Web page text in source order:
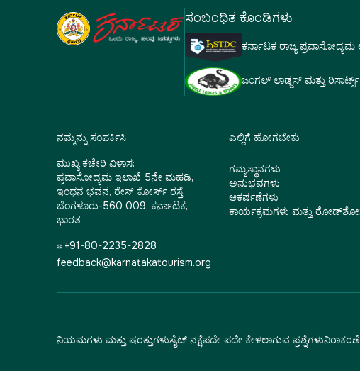
ಸಂಬಂಧಿತ ಕೊಂಡಿಗಳು
ಕರ್ನಾಟಕ ರಾಜ್ಯ
ಜಂಗಲ್ ಲಾಡ್ಜಸ್ ಮತ್ತು ರಿಸಾರ್ಟ್ಸ್
ನಮ್ಮನ್ನು ಸಂಪರ್ಕಿಸಿ
ಮುಖ್ಯ ಕಚೇರಿ ವಿಳಾಸ:
ಪ್ರವಾಸೋದ್ಯಮ ಇಲಾಖೆ 5ನೇ ಮಹಡಿ,
ಇಂಧನ ಭವನ, ರೇಸ್ ಕೋರ್ಸ್ ರಸ್ತೆ,
ಬೆಂಗಳೂರು-560 009, ಕರ್ನಾಟಕ,
ಭಾರತ
☎ +91-80-2235-2828
feedback@karnatakatourism.org
ಎಲ್ಲಿಗೆ ಹೋಗಬೇಕು
ಗಮ್ಯಸ್ಥಾನಗಳು
ಅನುಭವಗಳು
ಆಕರ್ಷಣೆಗಳು
ಕಾರ್ಯಕ್ರಮಗಳು ಮತ್ತು
ನಿಯಮಗಳು ಮತ್ತು ಷರತ್ತುಗಳುಸೈಟ್ ನಕ್ಷೆಪದೇ ಪದೇ ಕೇಳಲಾಗುವ ಪ್ರಶ್ನೆಗಳುನಿರಾಕರಣೆ